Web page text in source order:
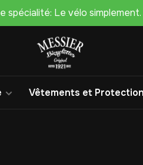
spécialité: Le vélo simplement.
Vêtements et